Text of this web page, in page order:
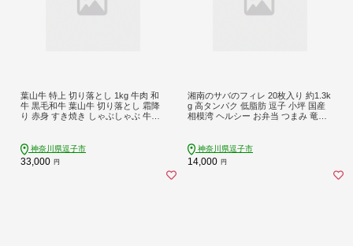
葉山牛 特上 切り落とし 1kg 牛肉 和
牛 黒毛和牛 葉山牛 切り落とし 霜降
り 赤身 すき焼き しゃぶしゃぶ 牛丼
神奈川県 逗子市
神奈川県逗子市
33,000 円
湘南のサバのフィレ 20枚入り 約1.3k
g 高タンパク 低脂肪 逗子 小坪 国産
相模湾 ヘルシー お弁当 つまみ 竜田
神奈川県逗子市
14,000 円